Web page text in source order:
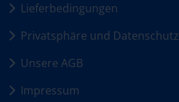
Lieferbedingungen
Privatsphäre und Datenschutz
Unsere AGB
Impressum